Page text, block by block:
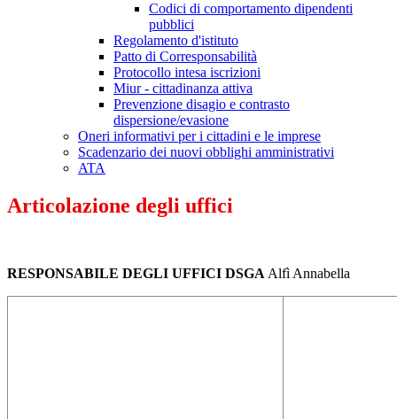
Codici di comportamento dipendenti
pubblici
Regolamento d'istituto
Patto di Corresponsabilità
Protocollo intesa iscrizioni
Miur - cittadinanza attiva
Prevenzione disagio e contrasto
dispersione/evasione
Oneri informativi per i cittadini e le imprese
Scadenzario dei nuovi obblighi amministrativi
ATA
Articolazione degli uffici
RESPONSABILE DEGLI UFFICI DSGA Alfì Annabella